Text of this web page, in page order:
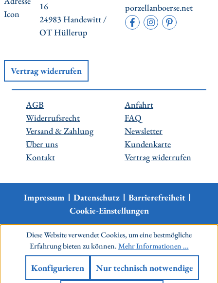
16
24983 Handewitt /
OT Hüllerup
porzellanboerse.net
Vertrag widerrufen
AGB
Widerrufsrecht
Versand & Zahlung
Über uns
Kontakt
Anfahrt
FAQ
Newsletter
Kundenkarte
Vertrag widerrufen
Impressum Datenschutz
Barrierefreiheit
Cookie-Einstellungen
Diese Website verwendet Cookies, um eine bestmögliche
Erfahrung bieten zu können.Mehr Informationen ...
Nur technisch notwendige
Konfigurieren